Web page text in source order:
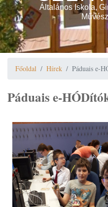
Általános Iskola,
Főoldal Hírek Páduais e-
Páduais e-